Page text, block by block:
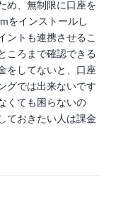
め、無制限に口座を
をインストールし
ントも連携させるこ
ころまで確認できる
をしてないと、口座
グでは出来ないです
くても困らないの
ておきたい人は課金